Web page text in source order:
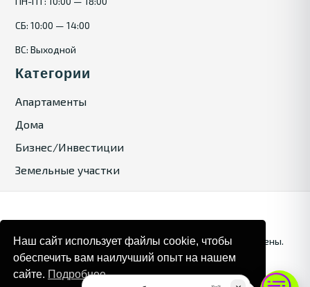
СБ: 10:00 — 14:00
ВС: Выходной
Категории
Апартаменты
Дома
Бизнес/Инвестиции
Земельные участки
© 2025. Bulgaria Tours by Inrealr4u. Все права зашищены.
Карта сайта Политика конфиденциальности
Наш сайт использует файлы cookie, чтобы
обеспечить вам наилучший опыт на нашем
сайте. Подробнее